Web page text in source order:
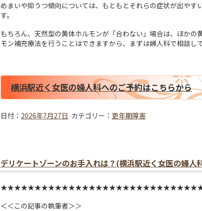
めまいや抑うつ傾向については、もともとそれらの症状が出やす
す。
もちろん、天然型の黄体ホルモンが「合わない」場合は、ほかの
モン補充療法を行うことはできますから、まずは婦人科で相談し
横浜駅近く女医の婦人科へのご予約はこちらから
日付： 2026年7月27日 カテゴリー： 更年期障害
デリケートゾーンのお手入れは？(横浜駅近く女医の婦人
＜＜この記事の執筆者＞＞